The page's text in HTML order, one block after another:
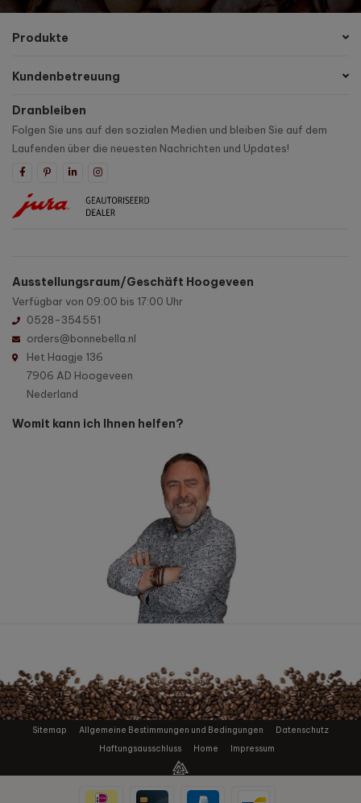
Produkte
Kundenbetreuung
Dranbleiben
Folgen Sie uns auf den sozialen Medien und bleiben Sie auf dem
Laufenden über die neuesten Nachrichten und Updates!
Ausstellungsraum/Geschäft Hoogeveen
Verfügbar von 09:00 bis 17:00 Uhr
0528-354551
orders@bonnebella.nl
Het Haagje 136
7906 AD Hoogeveen
Nederland
Womit kann ich Ihnen helfen?
Sitemap Allgemeine Bestimmungen und Bedingungen
Datenschutz
Haftungsausschluss
Home Impressum